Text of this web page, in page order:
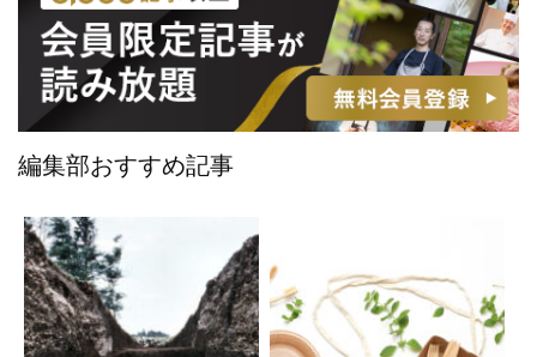
編集部おすすめ記事